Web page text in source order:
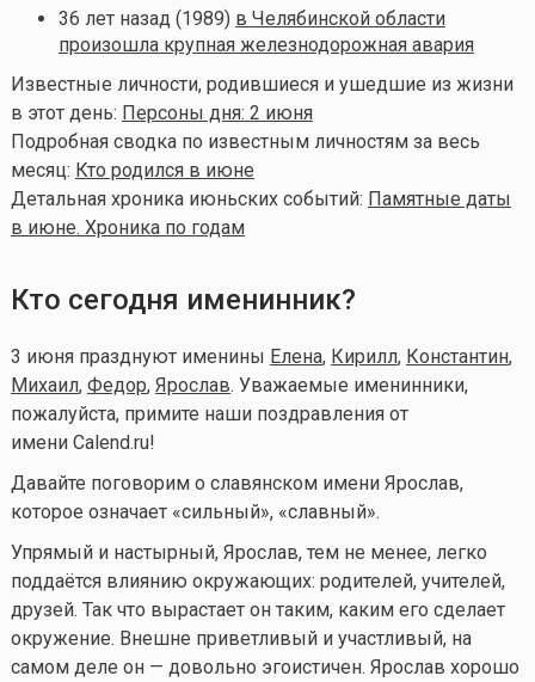
36 лет назад (1989) в Челябинской области
произошла крупная железнодорожная авария
Известные личности, родившиеся и ушедшие из жизни
в этот день: Персоны дня: 2 июня
Подробная сводка по известным личностям за весь
месяц: Кто родился в июне
Детальная хроника июньских событий: Памятные даты
в июне. Хроника по годам
Кто сегодня именинник?
3 июня празднуют именины Елена, Кирилл, Константин,
Михаил, Федор, Ярослав. Уважаемые именинники,
пожалуйста, примите наши поздравления от
имени Calend.ru!
Давайте поговорим о славянском имени Ярослав,
которое означает «сильный», «славный».
Упрямый и настырный, Ярослав, тем не менее, легко
поддаётся влиянию окружающих: родителей, учителей,
друзей. Так что вырастает он таким, каким его сделает
окружение. Внешне приветливый и участливый, на
самом деле он — довольно эгоистичен. Ярослав хорошо